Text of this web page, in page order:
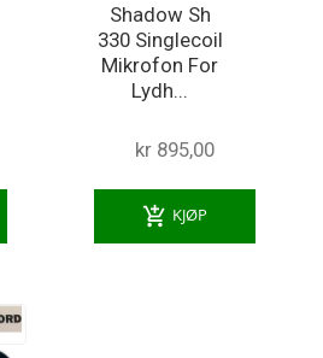
Shadow Sh
330 Singlecoil
Mikrofon For
Lydh...
kr 895,00
add_shopping_cart KJØP